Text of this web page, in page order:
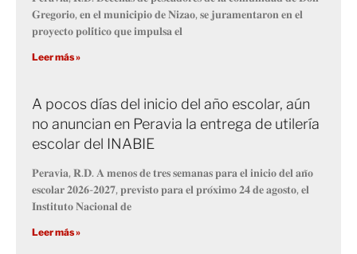
𝐆𝐫𝐞𝐠𝐨𝐫𝐢𝐨, 𝐞𝐧 𝐞𝐥 𝐦𝐮𝐧𝐢𝐜𝐢𝐩𝐢𝐨 𝐝𝐞 𝐍𝐢𝐳𝐚𝐨, 𝐬𝐞 𝐣𝐮𝐫𝐚𝐦𝐞𝐧𝐭𝐚𝐫𝐨𝐧 𝐞𝐧 𝐞𝐥
𝐩𝐫𝐨𝐲𝐞𝐜𝐭𝐨 𝐩𝐨𝐥𝐢́𝐭𝐢𝐜𝐨 𝐪𝐮𝐞 𝐢𝐦𝐩𝐮𝐥𝐬𝐚 𝐞𝐥
Leer más »
A pocos días del inicio del año escolar, aún
no anuncian en Peravia la entrega de utilería
escolar del INABIE
𝐏𝐞𝐫𝐚𝐯𝐢𝐚, 𝐑.𝐃. 𝐀 𝐦𝐞𝐧𝐨𝐬 𝐝𝐞 𝐭𝐫𝐞𝐬 𝐬𝐞𝐦𝐚𝐧𝐚𝐬 𝐩𝐚𝐫𝐚 𝐞𝐥 𝐢𝐧𝐢𝐜𝐢𝐨 𝐝𝐞𝐥 𝐚𝐧̃𝐨
𝐞𝐬𝐜𝐨𝐥𝐚𝐫 𝟐𝟎𝟐𝟔-𝟐𝟎𝟐𝟕, 𝐩𝐫𝐞𝐯𝐢𝐬𝐭𝐨 𝐩𝐚𝐫𝐚 𝐞𝐥 𝐩𝐫𝐨́𝐱𝐢𝐦𝐨 𝟐𝟒 𝐝𝐞 𝐚𝐠𝐨𝐬𝐭𝐨, 𝐞𝐥
𝐈𝐧𝐬𝐭𝐢𝐭𝐮𝐭𝐨 𝐍𝐚𝐜𝐢𝐨𝐧𝐚𝐥 𝐝𝐞
Leer más »